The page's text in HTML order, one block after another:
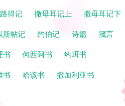
路得记 撒母耳记上
撒母耳记下
斯帖记 约伯记 诗篇
箴言
书 何西阿书
约珥书
书 哈该书
撒加利亚书